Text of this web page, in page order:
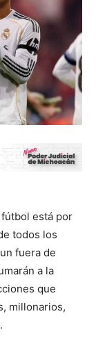
está por
todos los
fuera de
a la
que
millonarios,